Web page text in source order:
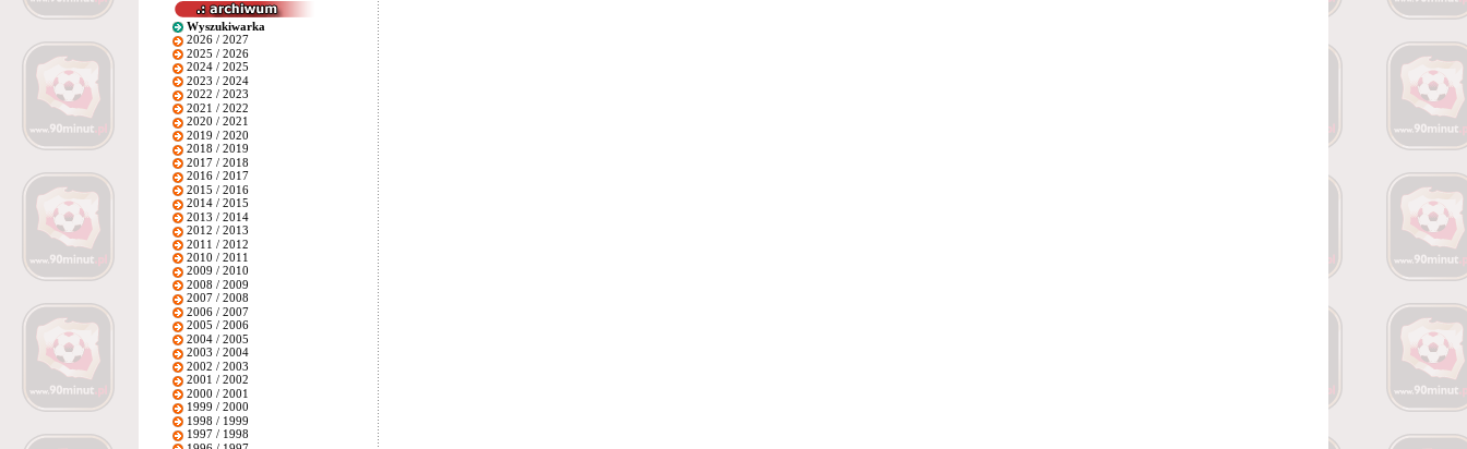
Wyszukiwarka
2026 / 2027
2025 / 2026
2024 / 2025
2023 / 2024
2022 / 2023
2021 / 2022
2020 / 2021
2019 / 2020
2018 / 2019
2017 / 2018
2016 / 2017
2015 / 2016
2014 / 2015
2013 / 2014
2012 / 2013
2011 / 2012
2010 / 2011
2009 / 2010
2008 / 2009
2007 / 2008
2006 / 2007
2005 / 2006
2004 / 2005
2003 / 2004
2002 / 2003
2001 / 2002
2000 / 2001
1999 / 2000
1998 / 1999
1997 / 1998